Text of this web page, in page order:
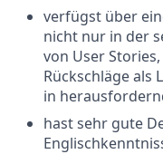
verfügst über
nicht nur in der
von User
Rückschläge als
in
hast sehr gute